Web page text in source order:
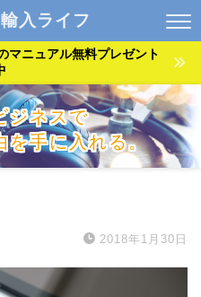
入ライフ
マニュアル無料プレゼント
ジネスで
を手に入れる。
開中。
2018年1月30日